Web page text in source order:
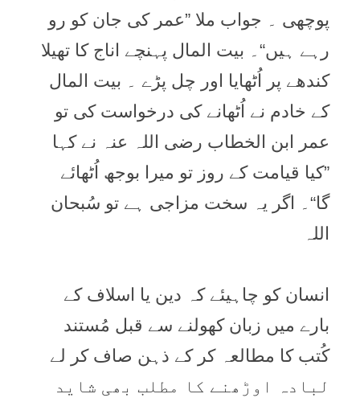
پوچھی ۔ جواب ملا ”عمر کی جان کو رو
رہے ہیں“۔ بیت المال پہنچے اناج کا تھیلا
کندھے پر اُٹھایا اور چل پڑے ۔ بیت المال
کے خادم نے اُٹھانے کی درخواست کی تو
عمر ابن الخطاب رضی اللہ عنہ نے کہا
”کیا قیامت کے روز تو میرا بوجھ اُٹھائے
گا“۔ اگر یہ سخت مزاجی ہے تو سُبحان
اللہ
انسان کو چاہیئے کہ دین یا اسلاف کے
بارے میں زبان کھولنے سے قبل مُستند
کُتب کا مطالعہ کر کے ذہن صاف کر لے
لبادہ اوڑھنے کا مطلب بھی شاید